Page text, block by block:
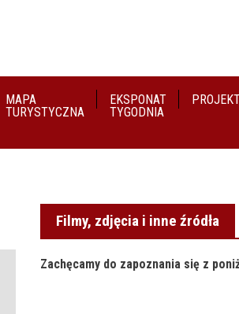
MAPA
TURYSTYCZNA
EKSPONAT
TYGODNIA
Filmy, zdjęcia i inne źródła
Zachęcamy do zapoznania się z